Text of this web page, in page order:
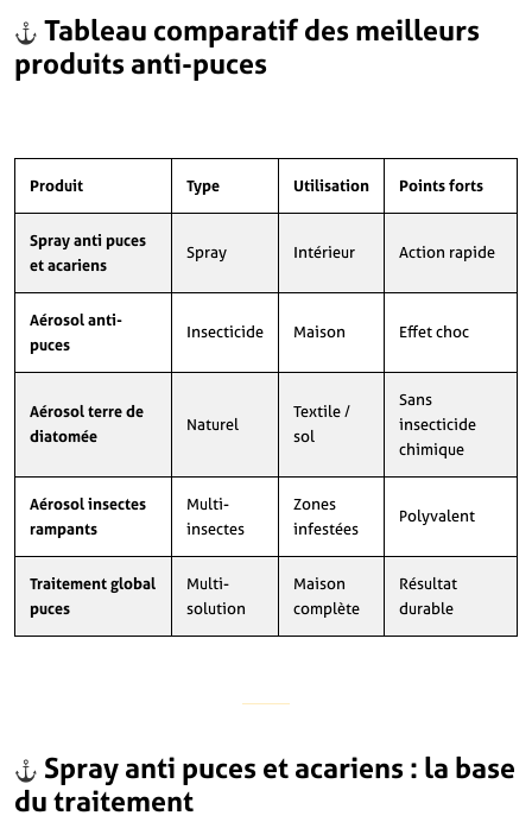
Tableau comparatif des meilleurs
produits anti-puces
Produit Type Utilisation Points forts
Spray anti puces
et acariens
Spray Intérieur Action rapide
Aérosol anti-
puces
Insecticide Maison Effet choc
Aérosol terre de
diatomée
Naturel
Textile /
sol
Sans
insecticide
chimique
Aérosol insectes
rampants
Multi-
insectes
Zones
infestées
Polyvalent
Traitement global
puces
Multi-
solution
Maison
complète
Résultat
durable
Spray anti puces et acariens : la base
du traitement